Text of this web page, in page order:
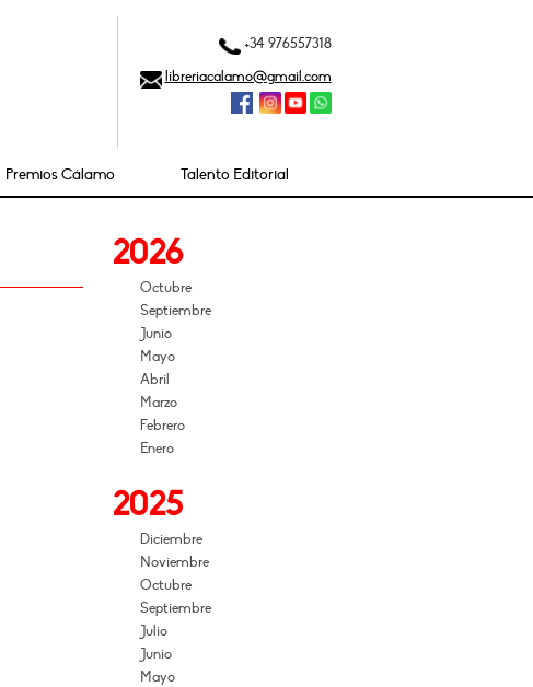
+34 976557318
libreriacalamo@gmail.com
Premios Cálamo Talento Editorial
2026
Octubre
Septiembre
Junio
Mayo
Abril
Marzo
Febrero
Enero
2025
Diciembre
Noviembre
Octubre
Septiembre
Julio
Junio
Mayo